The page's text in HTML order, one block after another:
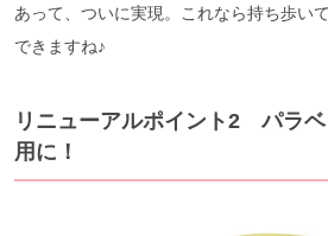
あって、ついに実現。これなら持ち歩い
できますね♪
リニューアルポイント2 パラ
用に！